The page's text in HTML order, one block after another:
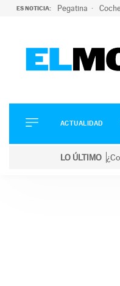
ES NOTICIA: Pegatina
ELÉCTRICOS
CONDUCIR
ACTUALIDAD
LO ÚLTIMO